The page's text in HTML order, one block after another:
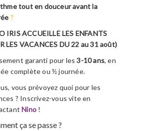
tout en douceur avant la
?
IRIS ACCUEILLE LES ENFANTS
LES VACANCES DU 22 au 31 août)
garanti pour les3-10 ans, en
complète ou ½ journée.
vous prévoyez quoi pour les
? Inscrivez-vous vite en
Nino !
ça se passe ?